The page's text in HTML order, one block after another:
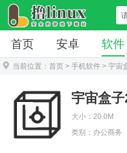
首页 安卓 软件
当前位置： 首页 > 手机软件 > 宇宙
宇宙盒
大小：20.0M
类别：办公商务